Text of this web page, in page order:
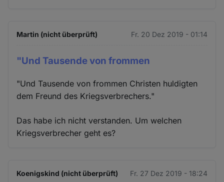
Martin (nicht überprüft) Fr. 20 Dez 2019 - 01:14
"Und Tausende von frommen
"Und Tausende von frommen Christen huldigten
dem Freund des Kriegsverbrechers."
Das habe ich nicht verstanden. Um welchen
Kriegsverbrecher geht es?
Koenigskind (nicht überprüft) Fr. 27 Dez 2019 - 18:24